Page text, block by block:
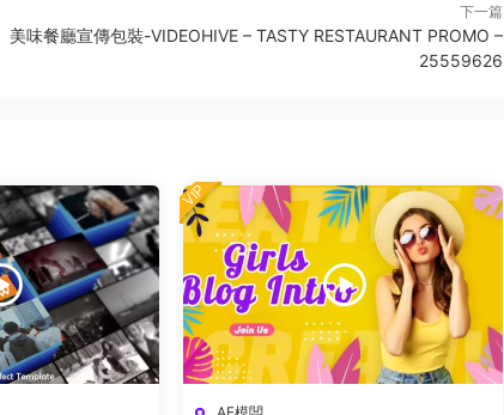
下一篇
美味餐廳宣傳包裝-VIDEOHIVE – TASTY RESTAURANT PROMO –
25559626
VIP